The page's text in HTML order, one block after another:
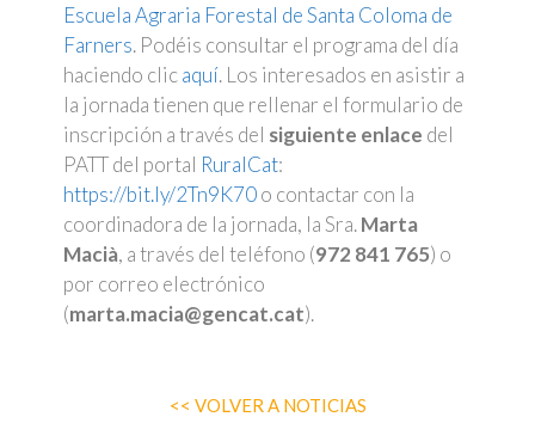
Escuela Agraria Forestal de Santa Coloma de
Farners. Podéis consultar el programa del día
haciendo clicaquí. Los interesados en asistir a
la jornada tienen que rellenar el formulario de
inscripción a través del siguiente enlace del
PATT del portal RuralCat:
https://bit.ly/2Tn9K70o contactar con la
coordinadora de la jornada, la Sra.Marta
Macià, a través del teléfono (972 841 765) o
por correo electrónico
(marta.macia@gencat.cat).
<< VOLVER A NOTICIAS